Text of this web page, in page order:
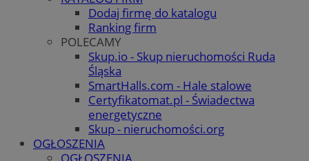
Dodaj firmę do katalogu
Ranking firm
POLECAMY
Skup.io - Skup nieruchomości Ruda
Śląska
SmartHalls.com - Hale stalowe
Certyfikatomat.pl - Świadectwa
energetyczne
Skup - nieruchomości.org
OGŁOSZENIA